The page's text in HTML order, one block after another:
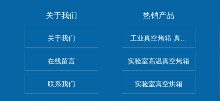
关于我们
关于我们
在线留言
联系我们
热销产品
工业真空烤箱 真空烘箱
实验室高温真空烤箱
实验室真空烘箱